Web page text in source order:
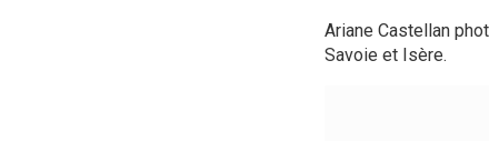
Ariane Castellan
Savoie et Isère.